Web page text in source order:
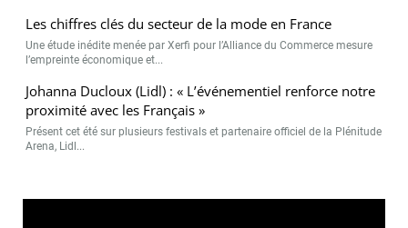
Les chiffres clés du secteur de la mode en France
Une étude inédite menée par Xerfi pour l’Alliance du Commerce mesure
l’empreinte économique et...
Johanna Ducloux (Lidl) : « L’événementiel renforce notre
proximité avec les Français »
Présent cet été sur plusieurs festivals et partenaire officiel de la Plénitude
Arena, Lidl...